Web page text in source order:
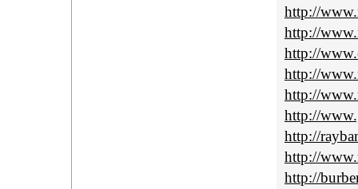
http://
http://
http://
http://
http://
http://
http://
http://
http://